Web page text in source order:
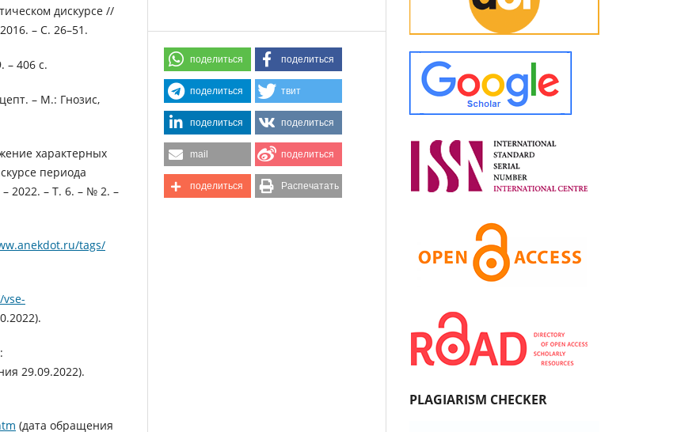
дискурсе //
– С. 26–51.
– 406 с.
– М.: Гнозис,
характерных
периода
2022. – Т. 6. – № 2. –
tags/
29.09.2022).
(дата обращения
поделиться поделиться
поделиться твит
поделиться поделиться
mail поделиться
поделиться Распечатать
PLAGIARISM CHECKER